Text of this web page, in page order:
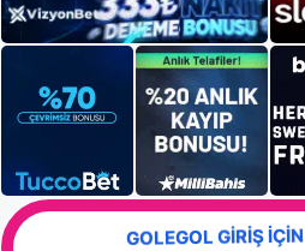
GOLEGOL GİRİŞ